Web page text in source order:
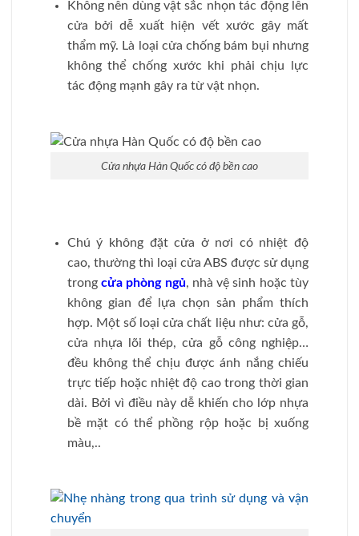
Không nên dùng vật sắc nhọn tác động lên
cửa bởi dễ xuất hiện vết xước gây mất
thẩm mỹ. Là loại cửa chống bám bụi nhưng
không thể chống xước khi phải chịu lực
tác động mạnh gây ra từ vật nhọn.
Cửa nhựa Hàn Quốc có độ bền cao
Chú ý không đặt cửa ở nơi có nhiệt độ
cao, thường thì loại cửa ABS được sử dụng
trongcửa phòng ngủ, nhà vệ sinh hoặc tùy
không gian để lựa chọn sản phẩm thích
hợp. Một số loại cửa chất liệu như: cửa gỗ,
cửa nhựa lõi thép, cửa gỗ công nghiệp…
đều không thể chịu được ánh nắng chiếu
trực tiếp hoặc nhiệt độ cao trong thời gian
dài. Bởi vì điều này dễ khiến cho lớp nhựa
bề mặt có thể phồng rộp hoặc bị xuống
màu,..